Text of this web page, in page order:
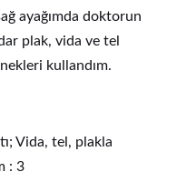
ayağımda doktorun
plak, vida ve tel
kullandım.